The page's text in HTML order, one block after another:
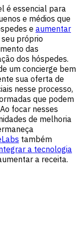
é essencial para
e médios que
e aumentar
próprio
das
dos hóspedes.
um concierge bem
sua oferta de
nesse processo,
que podem
focar nesses
de melhoria
também
a tecnologia
a receita.